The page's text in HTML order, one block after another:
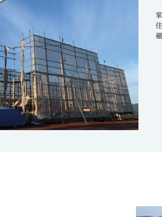
Rustic -ラ
BETON
AMBRE -
ダイア